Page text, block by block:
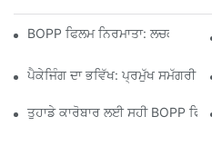
BOPP ਫਿਲਮ ਨਿਰਮਾਤਾ: ਲਚਕਦਾਰ
ਪੈਕੇਜਿੰਗ ਦਾ ਭਵਿੱਖ: ਪ੍ਰਮੁੱਖ ਸਮੱਗਰੀ
ਤੁਹਾਡੇ ਕਾਰੋਬਾਰ ਲਈ ਸਹੀ BOPP